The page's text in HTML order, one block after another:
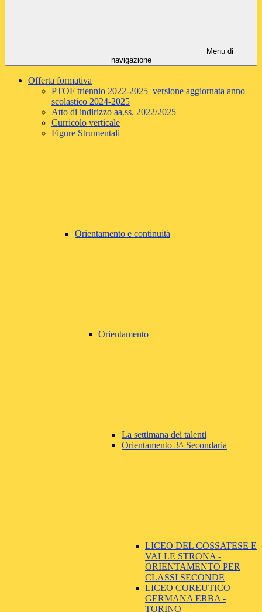
Menu di
navigazione
Offerta formativa
PTOF triennio 2022-2025 versione aggiornata anno
scolastico 2024-2025
Atto di indirizzo aa.ss. 2022/2025
Curricolo verticale
Figure Strumentali
Orientamento e continuità
Orientamento
La settimana dei talenti
Orientamento 3^ Secondaria
LICEO DEL COSSATESE E
VALLE STRONA -
ORIENTAMENTO PER
CLASSI SECONDE
LICEO COREUTICO
GERMANA ERBA -
TORINO